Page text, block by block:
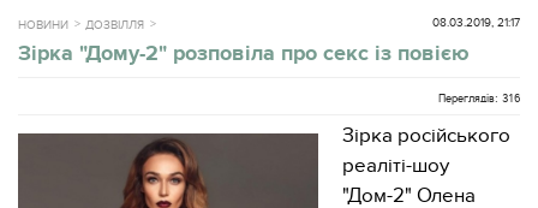
НОВИНИ ДОЗВІЛЛЯ 08.03.2019, 21:17
Зірка "Дому-2" розповіла про секс із повією
Переглядів: 316
Зірка російського
реаліті-шоу
"Дом-2" Олена